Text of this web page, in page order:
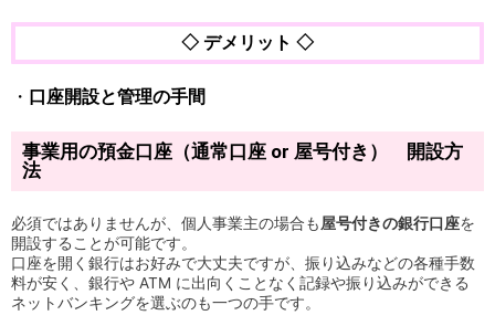
◇ デメリット ◇
・ 口座開設と管理の手間
事業用の預金口座（通常口座 or 屋号付き） 開設方
法
必須ではありませんが、個人事業主の場合も屋号付きの銀行口座を
開設することが可能です。
口座を開く銀行はお好みで大丈夫ですが、振り込みなどの各種手数
料が安く、銀行や ATM に出向くことなく記録や振り込みができる
ネットバンキングを選ぶのも一つの手です。